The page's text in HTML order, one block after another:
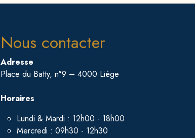
Nous contacter
Adresse
Place du Batty, n°9 – 4000 Liège
Horaires
Lundi & Mardi : 12h00 - 18h00
Mercredi : 09h30 - 12h30